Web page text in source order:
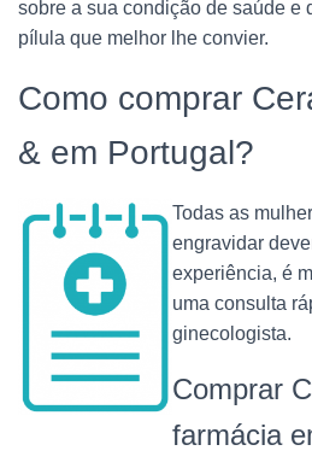
sobre a sua condição de saúde e
pílula que melhor lhe convier.
Como comprar
& em Portugal?
Todas as
engravidar
experiência, é
uma consulta
ginecologista.
Comprar
farmácia